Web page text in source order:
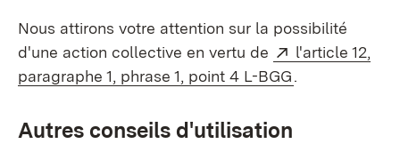
Nous attirons votre attention sur la possibilité
d'une action collective en vertu de
Externe:
l'article 12,
paragraphe 1, phrase 1, point 4 L-BGG.
Autres conseils d'utilisation